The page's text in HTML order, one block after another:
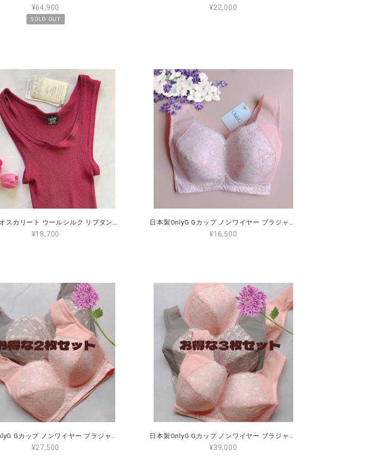
¥64,900
SOLD OUT
¥22,000
Oscalitoオスカリート ウールシルク リブタンクトップ 大きなサイズ4（L～2L）（11～13号）
¥18,700
日本製OnlyG Gカップ ノンワイヤー ブラジャー ピンク （全国送料無料）G65 G70 G75 G80 G85 G90 ワイヤーなし 大きいサイズ 小さく見せる 肩が楽 脇肉がはみ出ない 後ろが段差にならない 揺れない
¥16,500
日本製OnlyG Gカップ ノンワイヤー ブラジャーお得な 2枚セット （全国送料無料）（色の組み合わせできます） G65 G70 G75 G80 G85 G90 大きな胸を 小さく見せ、肩が楽 、脇肉がはみ出ず 後ろが段差にならない 揺れないブラジャー
¥27,500
日本製OnlyG Gカップ ノンワイヤー ブラジャーお得な 3枚セット （全国送料無料）（色の組み合わせできます） G65 G70 G75 G80 G85 G90 大きな胸を 小さく見せ、肩が楽 、脇肉がはみ出ず 後ろが段差にならない 揺れないブラジャー
¥39,000